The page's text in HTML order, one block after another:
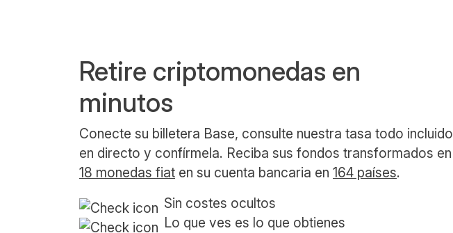
Retire criptomonedas en
minutos
Conecte su billetera Base, consulte nuestra tasa todo incluido
en directo y confírmela. Reciba sus fondos transformados en
18 monedas fiat en su cuenta bancaria en 164 países.
Sin costes ocultos
Lo que ves es lo que obtienes